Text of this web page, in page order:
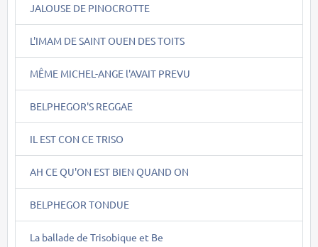
JALOUSE DE PINOCROTTE
L'IMAM DE SAINT OUEN DES TOITS
MÊME MICHEL-ANGE l'AVAIT PREVU
BELPHEGOR'S REGGAE
IL EST CON CE TRISO
AH CE QU'ON EST BIEN QUAND ON
BELPHEGOR TONDUE
La ballade de Trisobique et Be